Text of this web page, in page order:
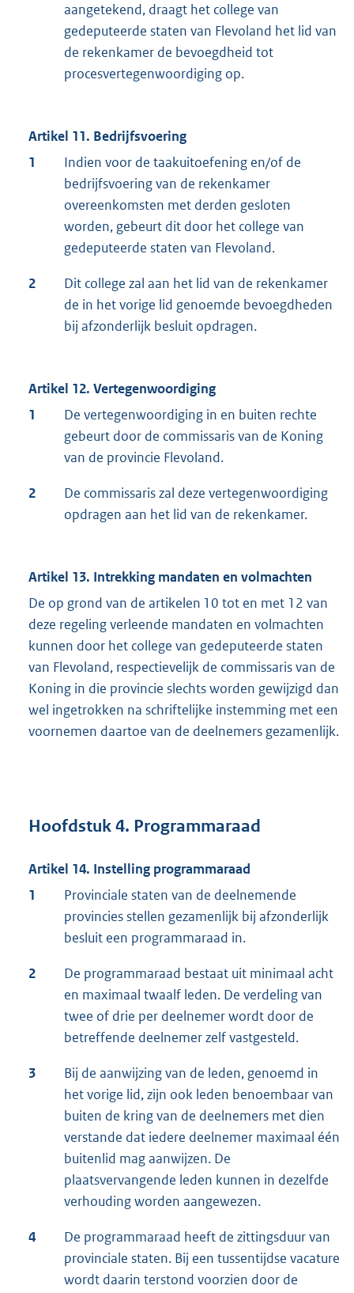
aangetekend, draagt het college van
gedeputeerde staten van Flevoland het lid van
de rekenkamer de bevoegdheid tot
procesvertegenwoordiging op.
Artikel 11. Bedrijfsvoering
1
Indien voor de taakuitoefening en/of de
bedrijfsvoering van de rekenkamer
overeenkomsten met derden gesloten
worden, gebeurt dit door het college van
gedeputeerde staten van Flevoland.
2
Dit college zal aan het lid van de rekenkamer
de in het vorige lid genoemde bevoegdheden
bij afzonderlijk besluit opdragen.
Artikel 12. Vertegenwoordiging
1
De vertegenwoordiging in en buiten rechte
gebeurt door de commissaris van de Koning
van de provincie Flevoland.
2
De commissaris zal deze vertegenwoordiging
opdragen aan het lid van de rekenkamer.
Artikel 13. Intrekking mandaten en volmachten
De op grond van de artikelen 10 tot en met 12 van
deze regeling verleende mandaten en volmachten
kunnen door het college van gedeputeerde staten
van Flevoland, respectievelijk de commissaris van de
Koning in die provincie slechts worden gewijzigd dan
wel ingetrokken na schriftelijke instemming met een
voornemen daartoe van de deelnemers gezamenlijk.
Hoofdstuk 4. Programmaraad
Artikel 14. Instelling programmaraad
1
Provinciale staten van de deelnemende
provincies stellen gezamenlijk bij afzonderlijk
besluit een programmaraad in.
2
De programmaraad bestaat uit minimaal acht
en maximaal twaalf leden. De verdeling van
twee of drie per deelnemer wordt door de
betreffende deelnemer zelf vastgesteld.
3
Bij de aanwijzing van de leden, genoemd in
het vorige lid, zijn ook leden benoembaar van
buiten de kring van de deelnemers met dien
verstande dat iedere deelnemer maximaal één
buitenlid mag aanwijzen. De
plaatsvervangende leden kunnen in dezelfde
verhouding worden aangewezen.
4
De programmaraad heeft de zittingsduur van
provinciale staten. Bij een tussentijdse vacature
wordt daarin terstond voorzien door de